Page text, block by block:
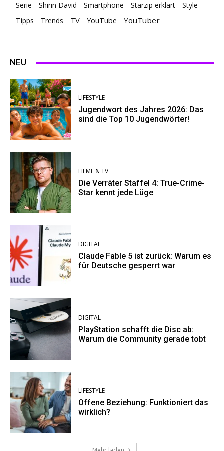
Serie
Shirin David Smartphone Starzip erklärt
Style
Tipps
Trends TV YouTube YouTuber
NEU
LIFESTYLE
Jugendwort des Jahres 2026: Das
sind die Top 10 Jugendwörter!
FILME & TV
Die Verräter Staffel 4: True-Crime-
Star kennt jede Lüge
DIGITAL
Claude Fable 5 ist zurück: Warum es
für Deutsche gesperrt war
DIGITAL
PlayStation schafft die Disc ab:
Warum die Community gerade tobt
LIFESTYLE
Offene Beziehung: Funktioniert das
wirklich?